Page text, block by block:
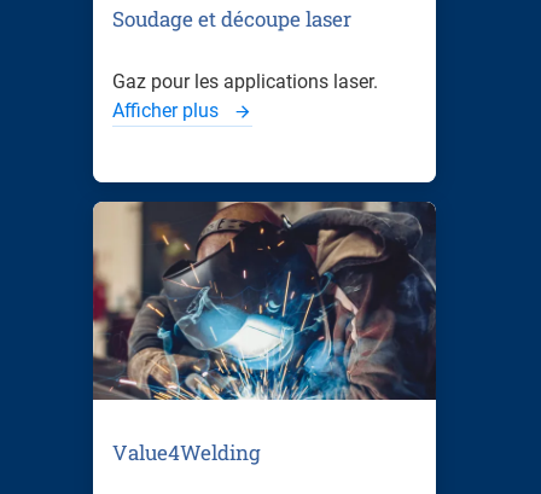
Soudage et découpe laser
Gaz pour les applications laser.
Afficher plus
Value4Welding